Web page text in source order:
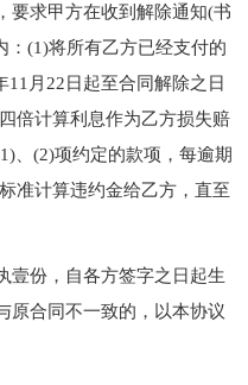
要求甲方在收到解除通知(书
：(1)将所有乙方已经支付的
月22日起至合同解除之日
倍计算利息作为乙方损失赔
、(2)项约定的款项，每逾期
准计算违约金给乙方，直至
份，自各方签字之日起生
原合同不一致的，以本协议